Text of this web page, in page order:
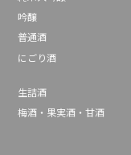
吟醸
普通酒
にごり酒
生詰酒
梅酒・果実酒・甘酒